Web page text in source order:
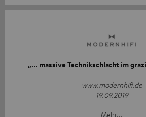
„… massive Technikschlacht im
www.modernhifi.de
19.09.2019
Mehr...